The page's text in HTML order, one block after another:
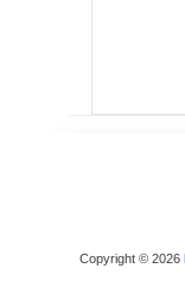
Copyright © 2026